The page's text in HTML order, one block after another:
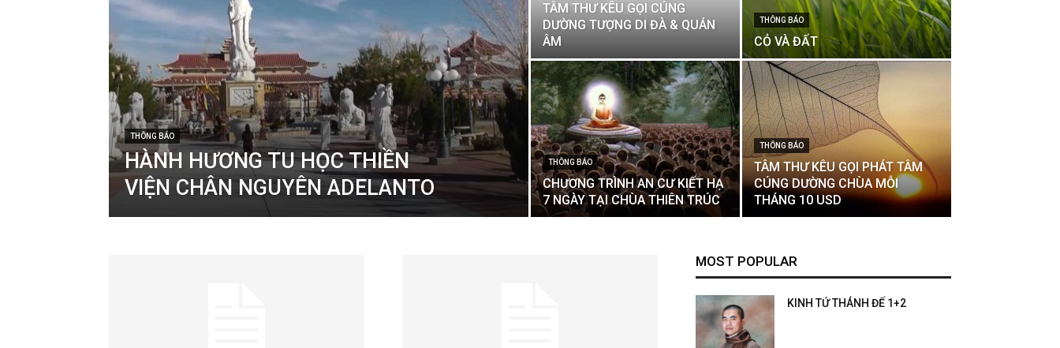
THÔNG BÁO
HÀNH HƯƠNG TU HỌC THIỀN
VIỆN CHÂN NGUYÊN ADELANTO
TÂM THƯ KÊU GỌI CÚNG
DƯỜNG TƯỢNG DI ĐÀ & QUÁN
ÂM
THÔNG BÁO
CỎ VÀ ĐẤT
THÔNG BÁO
CHƯƠNG TRÌNH AN CƯ KIẾT HẠ
7 NGÀY TẠI CHÙA THIÊN TRÚC
THÔNG BÁO
TÂM THƯ KÊU GỌI PHÁT TÂM
CÚNG DƯỜNG CHÙA MỖI
THÁNG 10 USD
MOST POPULAR
KINH TỨ THÁNH ĐẾ 1+2